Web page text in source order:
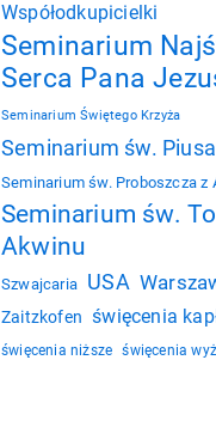
Współodkupicielki
Seminarium
Serca Pana
Seminarium Świętego Krzyża
Seminarium św.
Seminarium św. Proboszcza z
Seminarium św.
Akwinu
Szwajcaria USA
Zaitzkofen święcenia
święcenia niższe święcenia